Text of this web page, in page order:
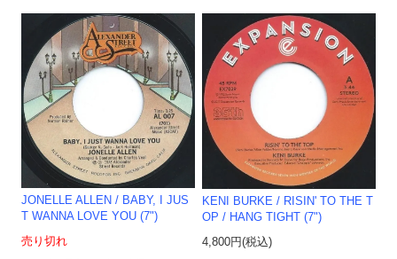
JONELLE ALLEN / BABY, I JUS
T WANNA LOVE YOU (7")
売り切れ
KENI BURKE / RISIN' TO THE T
OP / HANG TIGHT (7")
4,800円(税込)